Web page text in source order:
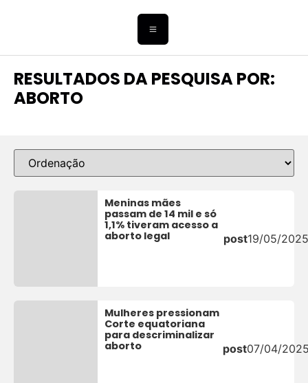
RESULTADOS DA PESQUISA POR:
ABORTO
Meninas mães
passam de 14 mil e só
1,1% tiveram acesso a
aborto legal
post19/05/
Mulheres pressionam
Corte equatoriana
para descriminalizar
aborto
post07/04/